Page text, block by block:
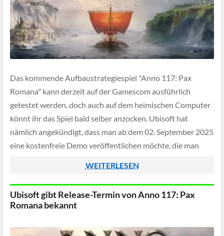
Das kommende Aufbaustrategiespiel "Anno 117: Pax
Romana" kann derzeit auf der Gamescom ausführlich
getestet werden, doch auch auf dem heimischen Computer
könnt ihr das Spiel bald selber anzocken. Ubisoft hat
nämlich angekündigt, dass man ab dem 02. September 2025
eine kostenfreie Demo veröffentlichen möchte, die man
WEITERLESEN
Ubisoft gibt Release-Termin von Anno 117: Pax
Romana bekannt